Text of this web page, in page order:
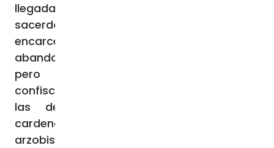
llegada de Castro al poder, unos 3.500
sacerdotes y religiosas fueron
encarcelados, asesinados u obligados a
abandonar la isla -la mayoría extranjeros,
pero también muchos cubanos-. Se
confiscaron seminarios, escuelas y todas
las demás propiedades católicas. El
cardenal Manuel Arteaga y Betancourt,
arzobispo de La Habana (1941-1963), se